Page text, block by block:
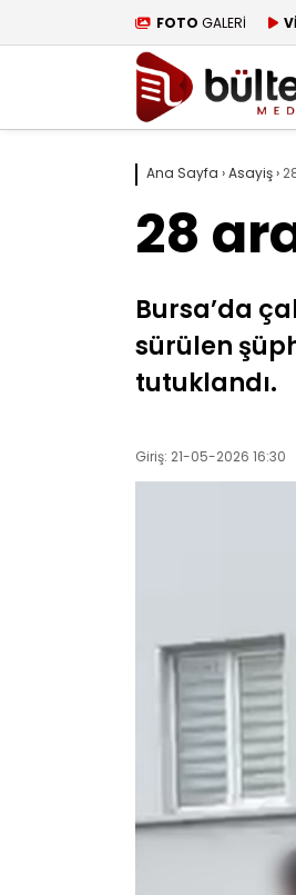
FOTO GALERİ
Ana Sayfa ›Asayiş›
28
Bursa’da
sürülen
tutuklandı.
Giriş: 21-05-2026 16:30